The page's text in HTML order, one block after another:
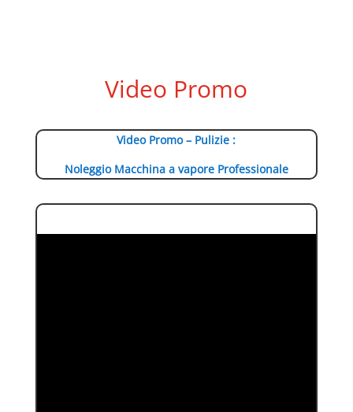
Video Promo
Video Promo – Pulizie :
Noleggio Macchina a vapore Professionale